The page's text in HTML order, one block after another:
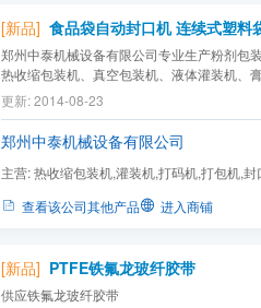
[新品] 食品袋自动封口机 连续式塑料
郑州中泰机械设备有限公司专业生产粉剂包
热收缩包装机、真空包装机、液体灌装机、
动打包机、日期打码机、电磁感应封口机、
品。公司设备齐全、技术实力雄厚、企业内
率高；本公司生产的粉剂包装机及颗粒包装
更新: 2014-08-23
郑州中泰机械设备有限公司
主营:热收缩包装机,灌装机,打码机,打包机,
查看该公司其他产品 进入商铺
[新品] PTFE铁氟龙玻纤胶带
供应铁氟龙玻纤胶带